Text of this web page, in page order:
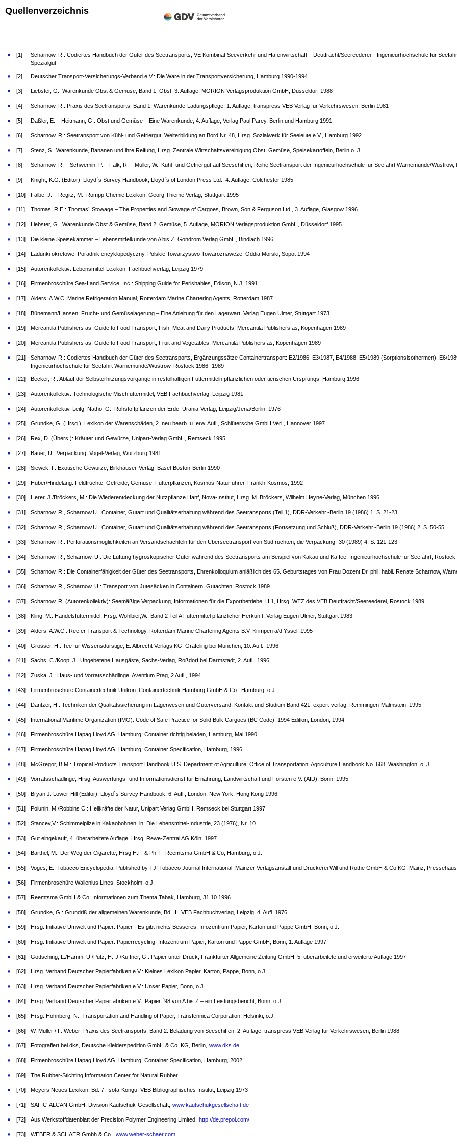
Quellenverzeichnis
[1]
Scharnow, R.: Codiertes Handbuch der Güter des Seetransports, VE Kombinat Seeverkehr und Hafenwirtschaft – Deutfracht/Seereederei – Ingenieurhochschule für
Spezialgut
[2] Deutscher Transport-Versicherungs-Verband e.V.: Die Ware in der Transportversicherung, Hamburg 1990-1994
[3] Liebster, G.: Warenkunde Obst & Gemüse, Band 1: Obst, 3. Auflage, MORION Verlagsproduktion GmbH, Düsseldorf 1988
[4] Scharnow, R.: Praxis des Seetransports, Band 1: Warenkunde-Ladungspflege, 1. Auflage, transpress VEB Verlag für Verkehrswesen, Berlin 1981
[5] Daßler, E. – Heitmann, G.: Obst und Gemüse – Eine Warenkunde, 4. Auflage, Verlag Paul Parey, Berlin und Hamburg 1991
[6] Scharnow, R.: Seetransport von Kühl- und Gefriergut, Weiterbildung an Bord Nr. 48, Hrsg. Sozialwerk für Seeleute e.V., Hamburg 1992
[7] Stenz, S.: Warenkunde, Bananen und ihre Reifung, Hrsg. Zentrale Wirtschaftsvereinigung Obst, Gemüse, Speisekartoffeln, Berlin o. J.
[8] Scharnow, R. – Schwemin, P. – Falk, R. – Müller, W.: Kühl- und Gefriergut auf Seeschiffen, Reihe Seetransport der Ingenieurhochschule für Seefahrt Warnemünde/
[9] Knight, K.G. (Editor): Lloyd´s Survey Handbook, Lloyd´s of London Press Ltd., 4. Auflage, Colchester 1985
[10] Falbe, J. – Regitz, M.: Römpp Chemie Lexikon, Georg Thieme Verlag, Stuttgart 1995
[11] Thomas, R.E.: Thomas´ Stowage – The Properties and Stowage of Cargoes, Brown, Son & Ferguson Ltd., 3. Auflage, Glasgow 1996
[12] Liebster, G.: Warenkunde Obst & Gemüse, Band 2: Gemüse, 5. Auflage, MORION Verlagsproduktion GmbH, Düsseldorf 1995
[13] Die kleine Speisekammer – Lebensmittelkunde von A bis Z, Gondrom Verlag GmbH, Bindlach 1996
[14] Ladunki okretowe. Poradnik encyklopedyczny, Polskie Towarzystwo Towaroznawcze. Oddia Morski, Sopot 1994
[15] Autorenkollektiv: Lebensmittel-Lexikon, Fachbuchverlag, Leipzig 1979
[16] Firmenbroschüre Sea-Land Service, Inc.: Shipping Guide for Perishables, Edison, N.J. 1991
[17] Alders, A.W.C: Marine Refrigeration Manual, Rotterdam Marine Chartering Agents, Rotterdam 1987
[18] Bünemann/Hansen: Frucht- und Gemüselagerung – Eine Anleitung für den Lagerwart, Verlag Eugen Ulmer, Stuttgart 1973
[19] Mercantila Publishers as: Guide to Food Transport; Fish, Meat and Dairy Products, Mercantila Publishers as, Kopenhagen 1989
[20] Mercantila Publishers as: Guide to Food Transport; Fruit and Vegetables, Mercantila Publishers as, Kopenhagen 1989
[21]
Scharnow, R.: Codiertes Handbuch der Güter des Seetransports, Ergänzungssätze Containertransport: E2/1986, E3/1987, E4/1988, E5/1989 (Sorptionsisothermen), E6/
Ingenieurhochschule für Seefahrt Warnemünde/Wustrow, Rostock 1986 -1989
[22] Becker, R.: Ablauf der Selbsterhitzungsvorgänge in restölhaltigen Futtermitteln pflanzlichen oder tierischen Ursprungs, Hamburg 1996
[23] Autorenkollektiv: Technologische Mischfuttermittel, VEB Fachbuchverlag, Leipzig 1981
[24] Autorenkollektiv, Leitg. Natho, G.: Rohstoffpflanzen der Erde, Urania-Verlag, Leipzig/Jena/Berlin, 1976
[25] Grundke, G. (Hrsg.): Lexikon der Warenschäden, 2. neu bearb. u. erw. Aufl., Schlütersche GmbH Verl., Hannover 1997
[26] Rex, D. (Übers.): Kräuter und Gewürze, Unipart-Verlag GmbH, Remseck 1995
[27] Bauer, U.: Verpackung, Vogel-Verlag, Würzburg 1981
[28] Siewek, F. Exotische Gewürze, Birkhäuser-Verlag, Basel-Boston-Berlin 1990
[29] Huber/Hindelang: Feldfrüchte. Getreide, Gemüse, Futterpflanzen, Kosmos-Naturführer, Frankh-Kosmos, 1992
[30] Herer, J./Bröckers, M.: Die Wiederentdeckung der Nutzpflanze Hanf, Nova-Institut, Hrsg. M. Bröckers, Wilhelm Heyne-Verlag, München 1996
[31] Scharnow, R., Scharnow,U.: Container, Gutart und Qualitätserhaltung während des Seetransports (Teil 1), DDR-Verkehr.-Berlin 19 (1986) 1, S. 21-23
[32] Scharnow, R., Scharnow,U.: Container, Gutart und Qualitätserhaltung während des Seetransports (Fortsetzung und Schluß), DDR-Verkehr.-Berlin 19 (1986) 2, S. 50-55
[33] Scharnow, R.: Perforationsmöglichkeiten an Versandschachteln für den Überseetransport von Südfrüchten, die Verpackung.-30 (1989) 4, S. 121-123
[34] Scharnow, R., Scharnow, U.: Die Lüftung hygroskopischer Güter während des Seetransports am Beispiel von Kakao und Kaffee, Ingenieurhochschule für Seefahrt, Rostock
[35] Scharnow, R.: Die Containerfähigkeit der Güter des Seetransports, Ehrenkolloquium anläßlich des 65. Geburtstages von Frau Dozent Dr. phil. habil. Renate Scharnow,
[36] Scharnow, R., Scharnow, U.: Transport von Jutesäcken in Containern, Gutachten, Rostock 1989
[37] Scharnow, R. (Autorenkollektiv): Seemäßige Verpackung, Informationen für die Exportbetriebe, H.1, Hrsg. WTZ des VEB Deutfracht/Seereederei, Rostock 1989
[38] Kling, M.: Handelsfuttermittel, Hrsg. Wöhlbier,W., Band 2 Teil A Futtermittel pflanzlicher Herkunft, Verlag Eugen Ulmer, Stuttgart 1983
[39] Alders, A.W.C.: Reefer Transport & Technology, Rotterdam Marine Chartering Agents B.V. Krimpen a/d Yssel, 1995
[40] Grösser, H.: Tee für Wissensdurstige, E. Albrecht Verlags KG, Gräfeling bei München, 10. Aufl., 1996
[41] Sachs, C./Koop, J.: Ungebetene Hausgäste, Sachs-Verlag, Roßdorf bei Darmstadt, 2. Aufl., 1996
[42] Zuska, J.: Haus- und Vorratsschädlinge, Aventium Prag, 2 Aufl., 1994
[43] Firmenbroschüre Containertechnik Unikon: Containertechnik Hamburg GmbH & Co., Hamburg, o.J.
[44] Dantzer, H.: Techniken der Qualitätssicherung im Lagerwesen und Güterversand, Kontakt und Studium Band 421, expert-verlag, Remmingen-Malmstein, 1995
[45] International Maritime Organization (IMO): Code of Safe Practice for Solid Bulk Cargoes (BC Code), 1994 Edition, London, 1994
[46] Firmenbroschüre Hapag Lloyd AG, Hamburg: Container richtig beladen, Hamburg, Mai 1990
[47] Firmenbroschüre Hapag Lloyd AG, Hamburg: Container Specification, Hamburg, 1996
[48] McGregor, B.M.: Tropical Products Transport Handbook U.S. Department of Agriculture, Office of Transportation, Agriculture Handbook No. 668, Washington, o. J.
[49] Vorratsschädlinge, Hrsg. Auswertungs- und Informationsdienst für Ernährung, Landwirtschaft und Forsten e.V. (AID), Bonn, 1995
[50] Bryan J. Lower-Hill (Editor): Lloyd´s Survey Handbook, 6. Aufl., London, New York, Hong Kong 1996
[51] Polunin, M./Robbins C.: Heilkräfte der Natur, Unipart Verlag GmbH, Remseck bei Stuttgart 1997
[52] Stancev,V.: Schimmelpilze in Kakaobohnen, in: Die Lebensmittel-Industrie, 23 (1976), Nr. 10
[53] Gut eingekauft, 4. überarbeitete Auflage, Hrsg. Rewe-Zentral AG Köln, 1997
[54] Barthel, M.: Der Weg der Cigarette, Hrsg.H.F. & Ph. F. Reemtsma GmbH & Co, Hamburg, o.J.
[55] Voges, E.: Tobacco Encyclopedia, Published by TJI Tobacco Journal International, Mainzer Verlagsanstalt und Druckerei Will und Rothe GmbH & Co KG, Mainz,
[56] Firmenbroschüre Wallenius Lines, Stockholm, o.J.
[57] Reemtsma GmbH & Co: Informationen zum Thema Tabak, Hamburg, 31.10.1996
[58] Grundke, G.: Grundriß der allgemeinen Warenkunde, Bd. III, VEB Fachbuchverlag, Leipzig, 4. Aufl. 1976.
[59] Hrsg. Initiative Umwelt und Papier: Papier · Es gibt nichts Besseres. Infozentrum Papier, Karton und Pappe GmbH, Bonn, o.J.
[60] Hrsg. Initiative Umwelt und Papier: Papierrecycling, Infozentrum Papier, Karton und Pappe GmbH, Bonn, 1. Auflage 1997
[61] Göttsching, L./Hamm, U./Putz, H.-J./Küffner, G.: Papier unter Druck, Frankfurter Allgemeine Zeitung GmbH, 5. überarbeitete und erweiterte Auflage 1997
[62] Hrsg. Verband Deutscher Papierfabriken e.V.: Kleines Lexikon Papier, Karton, Pappe, Bonn, o.J.
[63] Hrsg. Verband Deutscher Papierfabriken e.V.: Unser Papier, Bonn, o.J.
[64] Hrsg. Verband Deutscher Papierfabriken e.V.: Papier ´98 von A bis Z – ein Leistungsbericht, Bonn, o.J.
[65] Hrsg. Hohnberg, N.: Transportation and Handling of Paper, Transfennica Corporation, Helsinki, o.J.
[66] W. Müller / F. Weber: Praxis des Seetransports, Band 2: Beladung von Seeschiffen, 2. Auflage, transpress VEB Verlag für Verkehrswesen, Berlin 1988
[67] Fotografiert bei dks, Deutsche Kleiderspedition GmbH & Co. KG, Berlin, www.dks.de
[68] Firmenbroschüre Hapag Lloyd AG, Hamburg: Container Specification, Hamburg, 2002
[69] The Rubber-Stichting Information Center for Natural Rubber
[70] Meyers Neues Lexikon, Bd. 7, Isota-Kongu, VEB Bibliographisches Institut, Leipzig 1973
[71] SAFIC-ALCAN GmbH, Division Kautschuk-Gesellschaft, www.kautschukgesellschaft.de
[72] Aus Werkstoffdatenblatt der Precision Polymer Engineering Limited, http://de.prepol.com/
[73] WEBER & SCHAER Gmbh & Co., www.weber-schaer.com